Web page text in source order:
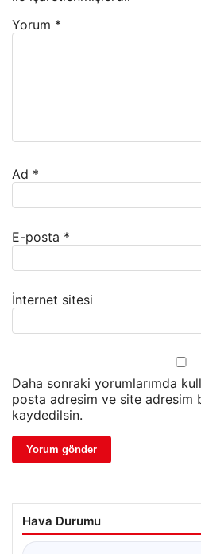
Yorum *
Ad *
E-posta *
İnternet sitesi
Daha sonraki yorumlarımda
posta adresim ve site adresim
kaydedilsin.
Hava Durumu